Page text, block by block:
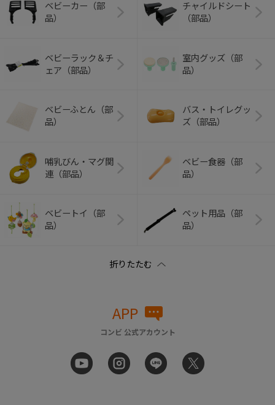
ベビーカー（部
品）
チャイルドシート
（部品）
ベビーラック＆チ
ェア（部品）
室内グッズ（部
品）
ベビーふとん（部
品）
バス・トイレグッ
ズ（部品）
哺乳びん・マグ関
連（部品）
ベビー食器（部
品）
ベビートイ（部
品）
ペット用品（部
品）
APP
コンビ 公式アカウント